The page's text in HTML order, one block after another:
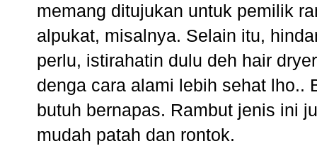
memang ditujukan untuk pemilik
alpukat, misalnya. Selain itu,
perlu, istirahatin dulu deh hair
denga cara alami lebih sehat lho..
butuh bernapas. Rambut jenis ini
mudah patah dan rontok.